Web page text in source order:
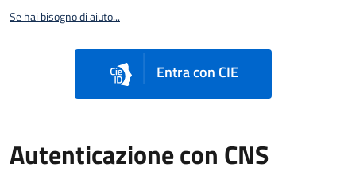
Se hai bisogno di aiuto...
Entra con CIE
Autenticazione con CNS